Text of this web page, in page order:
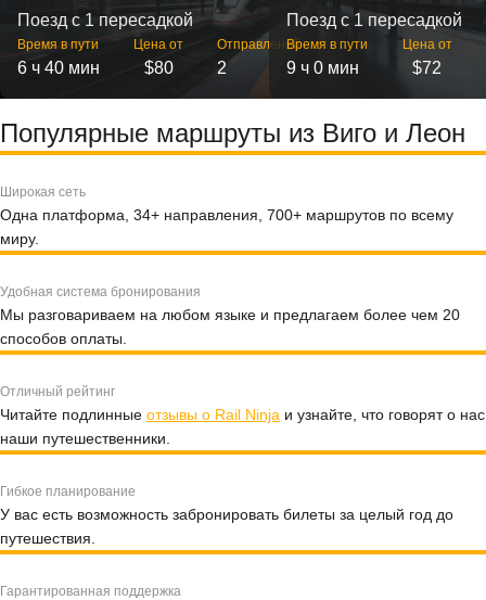
Поезд с 1 пересадкой
Время в пути
6 ч 40 мин
Цена от
$80
Отправлений
2
Поезд с 1 пересадкой
Время в пути
9 ч 0 мин
Цена от
$72
Популярные маршруты из Виго и Леон
Широкая сеть
Одна платформа, 34+ направления, 700+ маршрутов по всему
миру.
Удобная система бронирования
Мы разговариваем на любом языке и предлагаем более чем 20
способов оплаты.
Отличный рейтинг
Читайте подлинные отзывы о Rail Ninja и узнайте, что говорят о нас
наши путешественники.
Гибкое планирование
У вас есть возможность забронировать билеты за целый год до
путешествия.
Гарантированная поддержка